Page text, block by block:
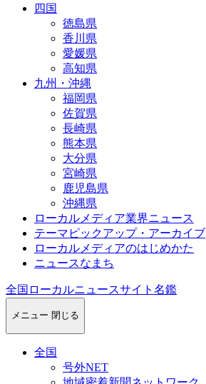
四国
徳島県
香川県
愛媛県
高知県
九州・沖縄
福岡県
佐賀県
長崎県
熊本県
大分県
宮崎県
鹿児島県
沖縄県
ローカルメディア業界ニュース
テーマピックアップ・アーカイブ
ローカルメディアのはじめかた
ニュースなまち
全国ローカルニュースサイト名鑑
メニュー 閉じる
全国
号外NET